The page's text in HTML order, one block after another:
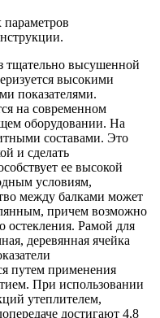
параметров
тщательно высушенной
высокими
показателями.
на современном
оборудовании. На
составами. Это
и сделать
ее высокой
условиям,
между балками может
причем возможно
остекления. Рамой для
деревянная ячейка
путем применения
При использовании
утеплителем,
достигают 4,8